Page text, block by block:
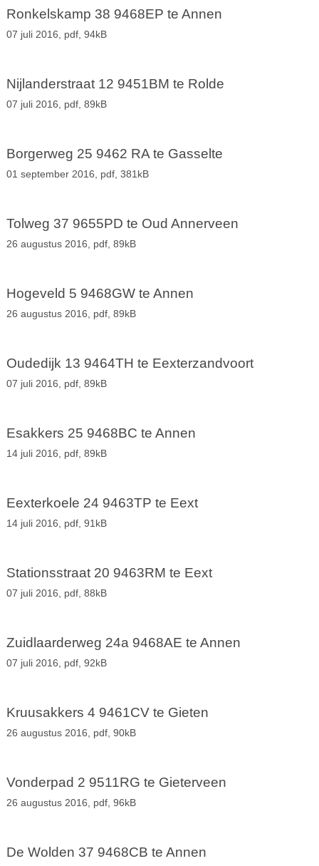
Ronkelskamp 38 9468EP te Annen
07 juli 2016, pdf, 94kB
Nijlanderstraat 12 9451BM te Rolde
07 juli 2016, pdf, 89kB
Borgerweg 25 9462 RA te Gasselte
01 september 2016, pdf, 381kB
Tolweg 37 9655PD te Oud Annerveen
26 augustus 2016, pdf, 89kB
Hogeveld 5 9468GW te Annen
26 augustus 2016, pdf, 89kB
Oudedijk 13 9464TH te Eexterzandvoort
07 juli 2016, pdf, 89kB
Esakkers 25 9468BC te Annen
14 juli 2016, pdf, 89kB
Eexterkoele 24 9463TP te Eext
14 juli 2016, pdf, 91kB
Stationsstraat 20 9463RM te Eext
07 juli 2016, pdf, 88kB
Zuidlaarderweg 24a 9468AE te Annen
07 juli 2016, pdf, 92kB
Kruusakkers 4 9461CV te Gieten
26 augustus 2016, pdf, 90kB
Vonderpad 2 9511RG te Gieterveen
26 augustus 2016, pdf, 96kB
De Wolden 37 9468CB te Annen